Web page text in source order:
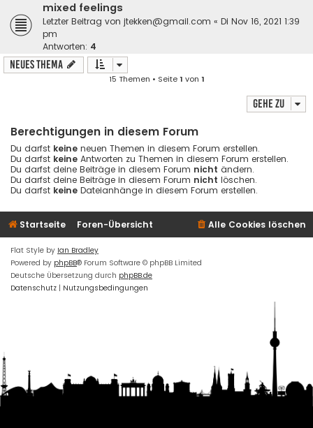
mixed feelings
Letzter Beitrag von jtekken@gmail.com « Di Nov 16, 2021 1:39
pm
Antworten: 4
Neues Thema
15 Themen • Seite1 von 1
Gehe zu
Berechtigungen in diesem Forum
Du darfst keine neuen Themen in diesem Forum erstellen.
Du darfst keine Antworten zu Themen in diesem Forum erstellen.
Du darfst deine Beiträge in diesem Forum nicht ändern.
Du darfst deine Beiträge in diesem Forum nicht löschen.
Du darfst keine Dateianhänge in diesem Forum erstellen.
Startseite Foren-Übersicht Alle Cookies löschen
Flat Style by Ian Bradley
Powered by phpBB® Forum Software © phpBB Limited
Deutsche Übersetzung durch phpBB.de
Datenschutz | Nutzungsbedingungen